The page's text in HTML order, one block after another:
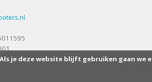
je deze website blijft gebruiken gaan we